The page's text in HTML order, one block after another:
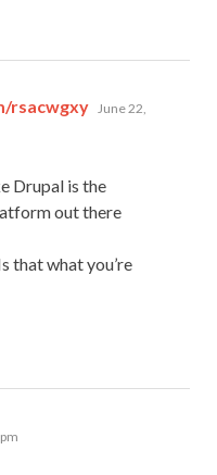
rsacwgxy says:
June 22,
Drupal is the
out there
that what you’re